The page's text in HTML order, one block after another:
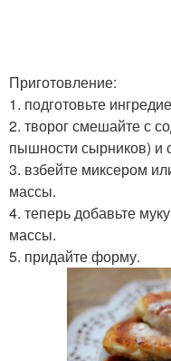
Приготовление:
1. подготовьте
2. творог смешайте с
пышности сырников) и
3. взбейте миксером
массы.
4. теперь добавьте
массы.
5. придайте форму.